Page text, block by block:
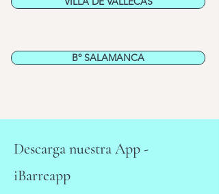
Bº SALAMANCA
Descarga nuestra App -
iBarreapp